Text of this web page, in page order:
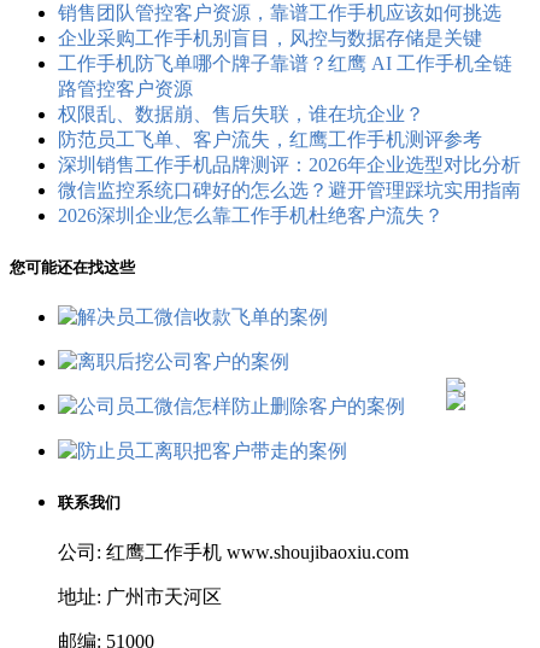
销售团队管控客户资源，靠谱工作手机应该如何挑选
企业采购工作手机别盲目，风控与数据存储是关键
工作手机防飞单哪个牌子靠谱？红鹰 AI 工作手机全链
路管控客户资源
权限乱、数据崩、售后失联，谁在坑企业？
防范员工飞单、客户流失，红鹰工作手机测评参考
深圳销售工作手机品牌测评：2026年企业选型对比分析
微信监控系统口碑好的怎么选？避开管理踩坑实用指南
2026深圳企业怎么靠工作手机杜绝客户流失？
您可能还在找这些
联系我们
公司: 红鹰工作手机 www.shoujibaoxiu.com
地址: 广州市天河区
邮编: 51000